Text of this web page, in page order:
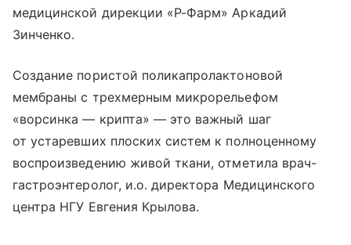
медицинской дирекции «Р-Фарм» Аркадий
Зинченко.
Создание пористой поликапролактоновой
мембраны с трехмерным микрорельефом
«ворсинка — крипта» — это важный шаг
от устаревших плоских систем к полноценному
воспроизведению живой ткани, отметила врач-
гастроэнтеролог, и.о. директора Медицинского
центра НГУ Евгения Крылова.